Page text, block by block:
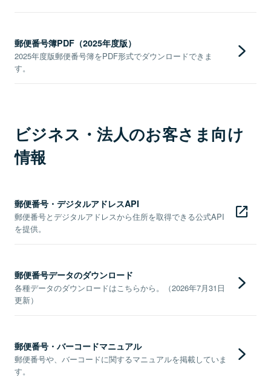
郵便番号簿PDF（2025年度版）
2025年度版郵便番号簿をPDF形式でダウンロードできま
す。
ビジネス・法人のお客さま向け
情報
郵便番号・デジタルアドレスAPI
郵便番号とデジタルアドレスから住所を取得できる公式API
を提供。
郵便番号データのダウンロード
各種データのダウンロードはこちらから。（2026年7月31日
更新）
郵便番号・バーコードマニュアル
郵便番号や、バーコードに関するマニュアルを掲載していま
す。